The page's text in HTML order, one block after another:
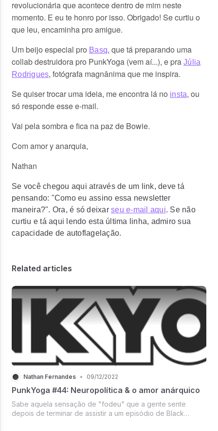
revolucionária que acontece dentro de mim neste
momento. E eu te honro por isso. Obrigado! Se curtiu o
que leu, encaminha pro amigue.
Um beijo especial pro Basq, que tá preparando uma
collab destruidora pro PunkYoga (vem aí...), e pra Júlia
Rodrigues, fotógrafa magnânima que me inspira.
Se quiser trocar uma ideia, me encontra lá no insta, ou
só responde esse e-mail.
Vai pela sombra e fica na paz de Bowie.
Com amor y anarquia,
Nathan
Se você chegou aqui através de um link, deve tá
pensando: "Como eu assino essa newsletter
maneira?". Ora, é só deixar seu e-mail aqui. Se não
curtiu e tá aqui lendo esta última linha, admiro sua
capacidade de autoflagelação.
Related articles
Nathan Fernandes • 09/12/2022
PunkYoga #44: Neuropolítica & o amor anárquico
Sabe aquela sensação de "fodeu" que a gente sente
depois de terminar de assistir a um episódio de Black